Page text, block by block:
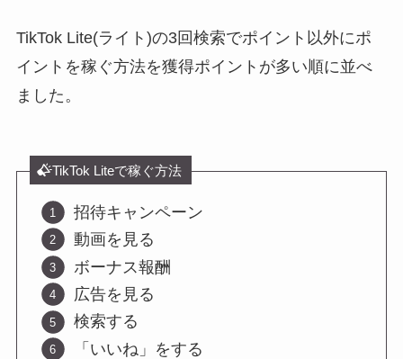
TikTok Lite(ライト)の3回検索でポイント以外にポ
イントを稼ぐ方法を獲得ポイントが多い順に並べ
ました。
TikTok Liteで稼ぐ方法
招待キャンペーン
動画を見る
ボーナス報酬
広告を見る
検索する
「いいね」をする